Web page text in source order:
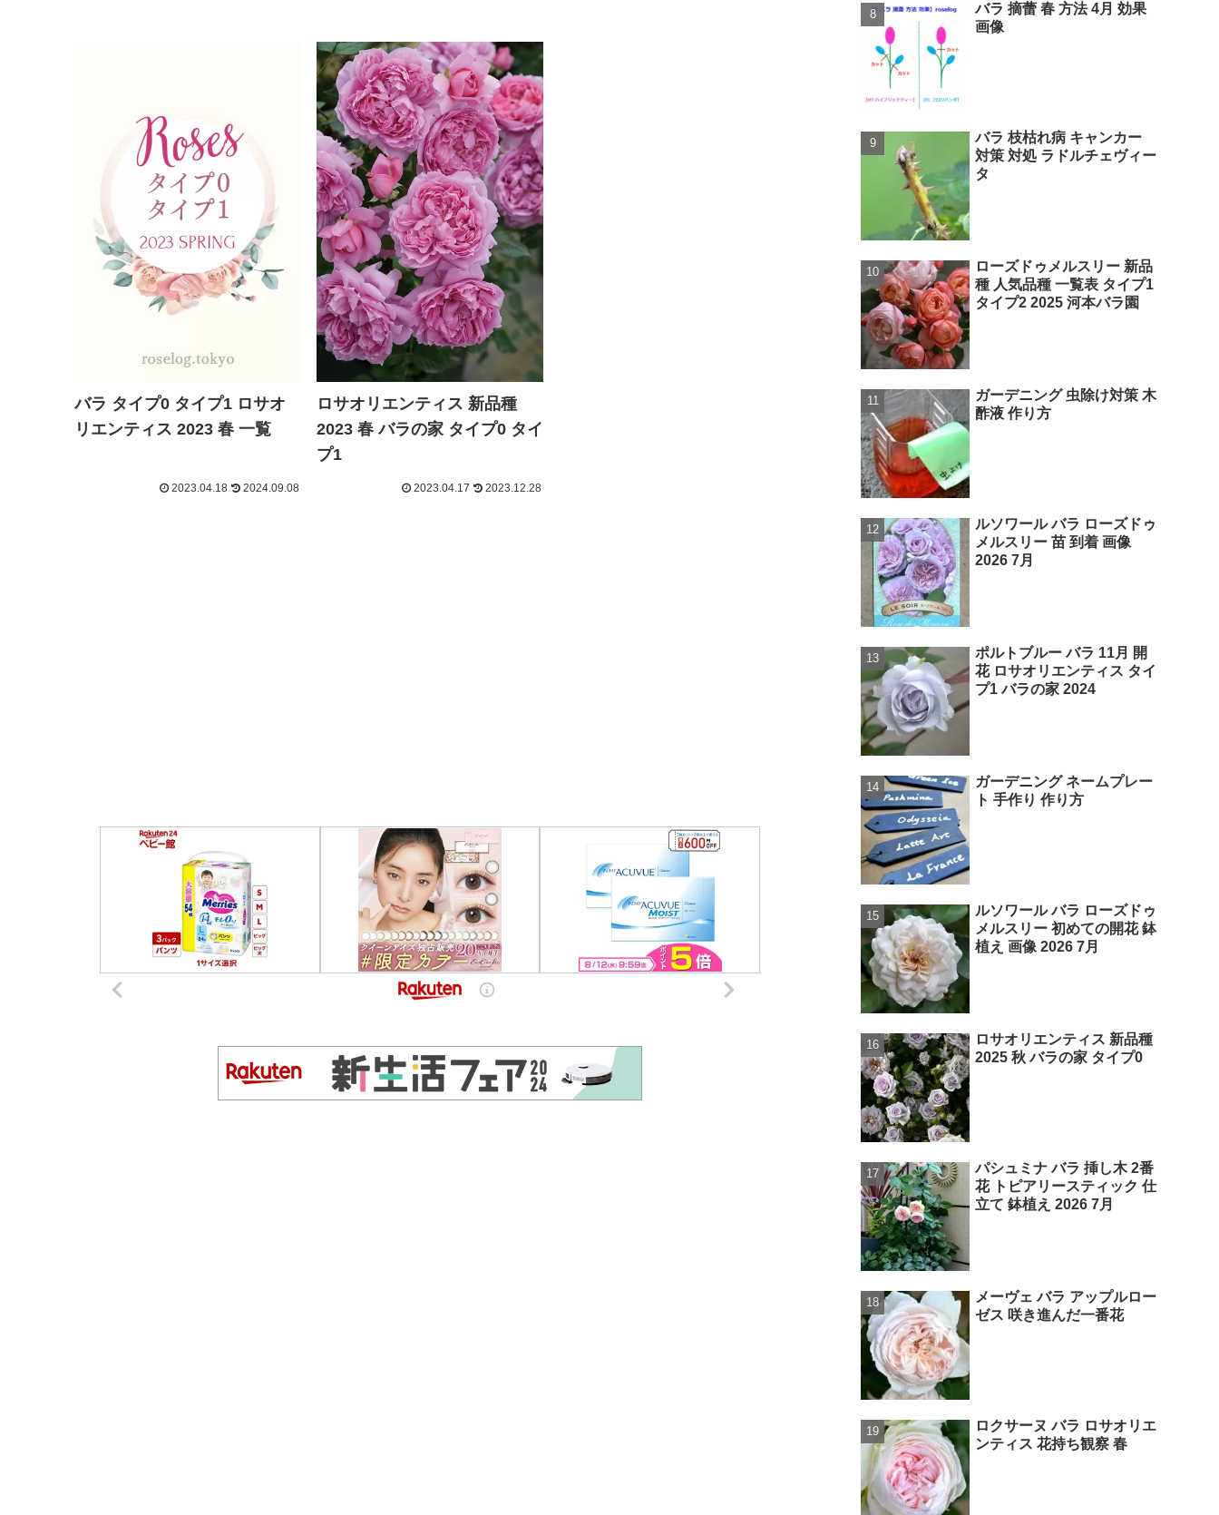
バラ タイプ0 タイプ1 ロサオ
リエンティス 2023 春 一覧
2023.04.18 2024.09.08
ロサオリエンティス 新品種
2023 春 バラの家 タイプ0 タイ
プ1
2023.04.17 2023.12.28
バラ 摘蕾 春 方法 4月 効果
画像
バラ 枝枯れ病 キャンカー
対策 対処 ラドルチェヴィー
タ
ローズドゥメルスリー 新品
種 人気品種 一覧表 タイプ1
タイプ2 2025 河本バラ園
ガーデニング 虫除け対策 木
酢液 作り方
ルソワール バラ ローズドゥ
メルスリー 苗 到着 画像
2026 7月
ポルトブルー バラ 11月 開
花 ロサオリエンティス タイ
プ1 バラの家 2024
ガーデニング ネームプレー
ト 手作り 作り方
ルソワール バラ ローズドゥ
メルスリー 初めての開花 鉢
植え 画像 2026 7月
ロサオリエンティス 新品種
2025 秋 バラの家 タイプ0
パシュミナ バラ 挿し木 2番
花 トピアリースティック 仕
立て 鉢植え 2026 7月
メーヴェ バラ アップルロー
ゼス 咲き進んだ一番花
ロクサーヌ バラ ロサオリエ
ンティス 花持ち観察 春